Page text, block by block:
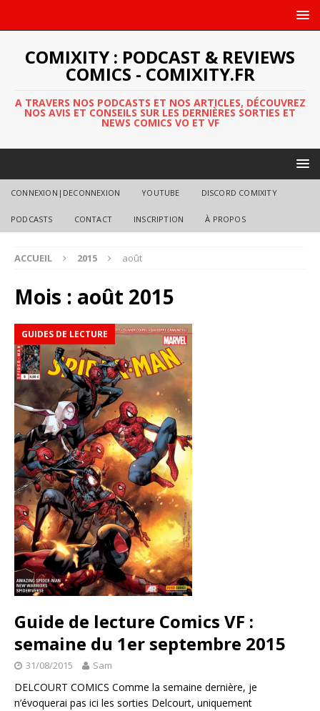
COMIXITY : PODCAST & REVIEWS
COMICS - COMIXITY.FR
A TRAVERS NOS PODCASTS ET NOS ARTICLES, DÉCOUVREZ
NOS AVIS ET CONSEILS SUR LES DERNIÈRES SORTIES ET
NEWS COMICS VO ET VF
CONNEXION|DECONNEXION YOUTUBE DISCORD COMIXITY
PODCASTS CONTACT INSCRIPTION À PROPOS
ACCUEIL 2015 août
Mois : août 2015
GUIDES DE LECTURE
Guide de lecture Comics VF :
semaine du 1er septembre 2015
31/08/2015 Sam
DELCOURT COMICS Comme la semaine dernière, je
n’évoquerai pas ici les sorties Delcourt, uniquement